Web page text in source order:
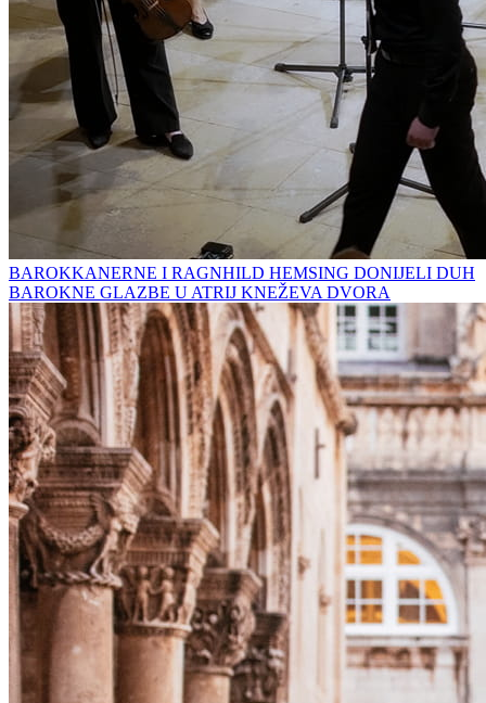
BAROKKANERNE I RAGNHILD HEMSING DONIJELI DUH
BAROKNE GLAZBE U ATRIJ KNEŽEVA DVORA